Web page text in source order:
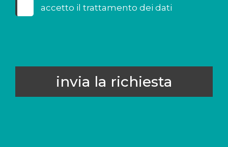
accetto il trattamento dei dati
invia la richiesta